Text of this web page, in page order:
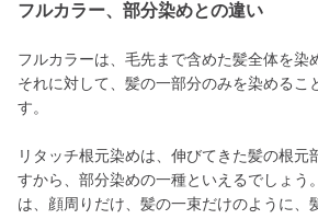
フルカラー、部分染めとの違い
フルカラーは、毛先まで含めた髪全体を染
それに対して、髪の一部分のみを染めるこ
す。
リタッチ根元染めは、伸びてきた髪の根元
すから、部分染めの一種といえるでしょう
は、顔周りだけ、髪の一束だけのように、